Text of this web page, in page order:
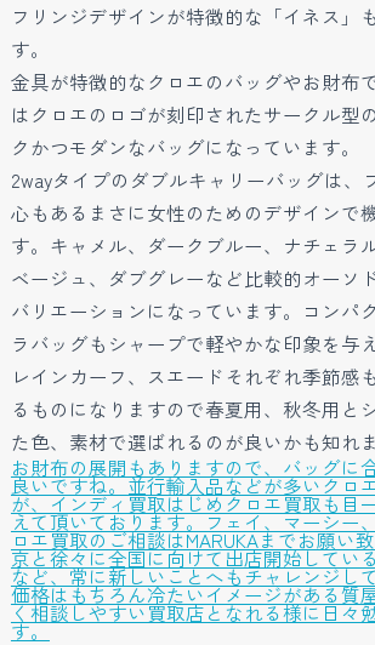
フリンジデザインが特徴的な「イネス」
す。
金具が特徴的なクロエのバッグやお財布
はクロエのロゴが刻印されたサークル型
クかつモダンなバッグになっています。
2wayタイプのダブルキャリーバッグは、
心もあるまさに女性のためのデザインで
す。キャメル、ダークブルー、ナチェラ
ベージュ、ダブグレーなど比較的オーソ
バリエーションになっています。コンパ
ラバッグもシャープで軽やかな印象を与
レインカーフ、スエードそれぞれ季節感
るものになりますので春夏用、秋冬用と
た色、素材で選ばれるのが良いかも知れ
お財布の展開もありますので、バッグに
良いですね。並行輸入品などが多いクロ
が、インディ買取はじめクロエ買取も目
えて頂いております。フェイ、マーシー
ロエ買取のご相談はMARUKAまでお願い
京と徐々に全国に向けて出店開始してい
など、常に新しいことへもチャレンジし
価格はもちろん冷たいイメージがある質
く相談しやすい買取店となれる様に日々
す。